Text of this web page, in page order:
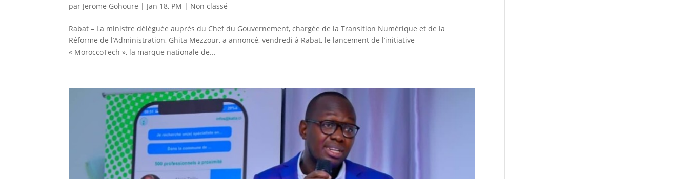
par Jerome Gohoure | Jan 18, PM | Non classé
Rabat – La ministre déléguée auprès du Chef du Gouvernement, chargée de la Transition Numérique et de la
Réforme de l’Administration, Ghita Mezzour, a annoncé, vendredi à Rabat, le lancement de l’initiative
« MoroccoTech », la marque nationale de...